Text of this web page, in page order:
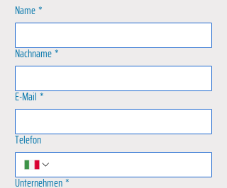
Name*
Nachname*
E-Mail *
Telefon
Unternehmen*